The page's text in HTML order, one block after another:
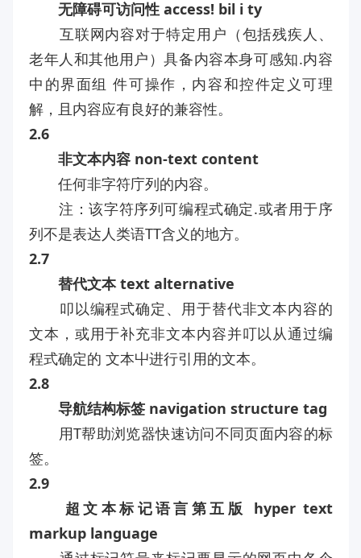
无障碍可访问性 access! bil i ty
互联网内容对于特定用户（包括残疾人、
老年人和其他用户）具备内容本身可感知.内容
中的界面组 件可操作，内容和控件定义可理
解，且内容应有良好的兼容性。
2.6
非文本内容 non-text content
任何非字符庁列的内容。
注：该字符序列可编程式确定.或者用于序
列不是表达人类语TT含义的地方。
2.7
替代文本 text alternative
叩以编程式确定、用于替代非文本内容的
文本，或用于补充非文本内容并叮以从通过编
程式确定的 文本屮进行引用的文本。
2.8
导航结构标签 navigation structure tag
用T帮助浏览器快速访问不同页面内容的标
签。
2.9
超文本标记语言第五版 hyper text
markup language